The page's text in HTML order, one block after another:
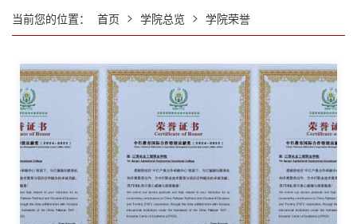
当前您的位置： 首页 > 学院总览 > 学院荣誉